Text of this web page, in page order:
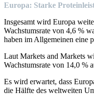
Europa: Starke
Insgesamt wird Europa
Wachstumsrate von 4,6 %
haben im Allgemeinen eine
Laut Markets and Markets
Wachstumsrate von 14,0 %
Es wird erwartet, dass
die Hälfte des weltweiten